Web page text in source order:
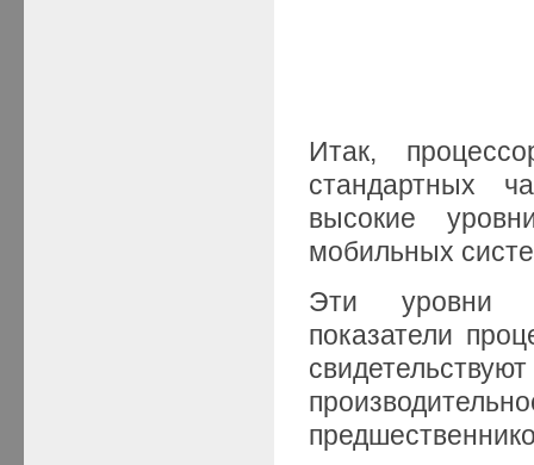
Итак,
стандартных
высокие
мобильных
Эти уровни
показатели